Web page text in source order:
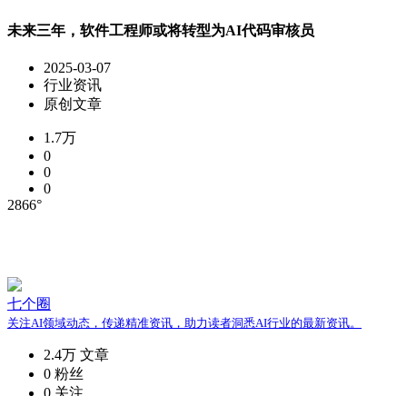
未来三年，软件工程师或将转型为AI代码审核员
2025-03-07
行业资讯
原创文章
1.7万
0
0
0
2866°
七个圈
关注AI领域动态，传递精准资讯，助力读者洞悉AI行业的最新资讯。
2.4万 文章
0 粉丝